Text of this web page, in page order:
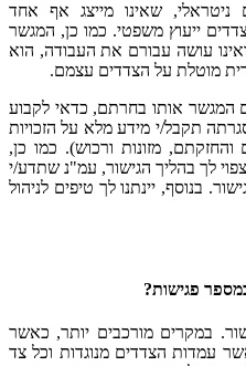
שאינו מייצג אף אחד
ייעוץ משפטי. כמו כן, המגשר
עושה עבורם את העבודה, הוא
מוטלת על הצדדים עצמם.
המגשר אותו בחרתם, כדאי לקבוע
תקבל/י מידע מלא על הזכויות
מזונות ורכוש). כמו כן,
לך בהליך הגישור, עמ"נ שתדע/י
בנוסף, יינתנו לך טיפים לניהול
פגישות?
במקרים מורכבים יותר, כאשר
עמדות הצדדים מנוגדות וכל צד